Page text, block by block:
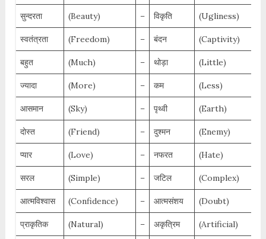
सुन्दरता (Beauty) – विकृति (Ugliness)
स्वतंत्रता (Freedom) – बंदन (Captivity)
बहुत (Much) – थोड़ा (Little)
ज्यादा (More) – कम (Less)
आसमान (Sky) – पृथ्वी (Earth)
दोस्त (Friend) – दुश्मन (Enemy)
प्यार (Love) – नफरत (Hate)
सरल (Simple) – जटिल (Complex)
आत्मविश्वास (Confidence) – आत्मसंशय (Doubt)
प्राकृतिक (Natural) – अकृत्रिम (Artificial)